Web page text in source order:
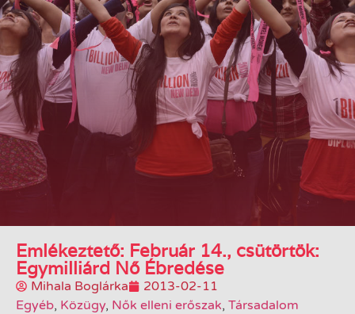
Emlékeztető: Február 14., csütörtök:
Egymilliárd Nő Ébredése
Mihala Boglárka
2013-02-11
Egyéb, Közügy, Nők elleni erőszak, Társadalom